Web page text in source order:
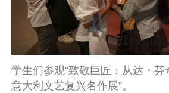
学生们参观“致敬巨匠：从达・
意大利文艺复兴名作展”。